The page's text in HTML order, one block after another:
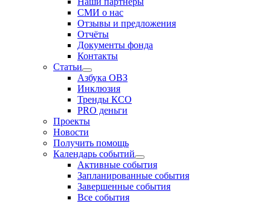
СМИ о нас
Отзывы и предложения
Отчёты
Документы фонда
Контакты
Статьи
Expand
dropdown
Азбука ОВЗ
Инклюзия
Тренды КСО
PRO деньги
Проекты
Новости
Получить помощь
Календарь событий
Expand
dropdown
Активные события
Запланированные события
Завершенные события
Все события